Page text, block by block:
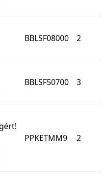
BBLSF08000 2
BBLSF50700 3
PPKETMM9 2